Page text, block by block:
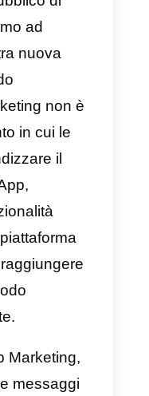
Ed è proprio
che nel
desideriamo
di
avuto un
su WhatsApp.
WhatsApp